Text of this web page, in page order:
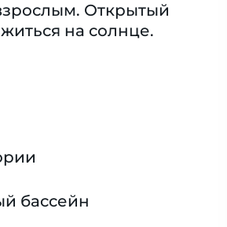
Открытый
на солнце.
бассейн